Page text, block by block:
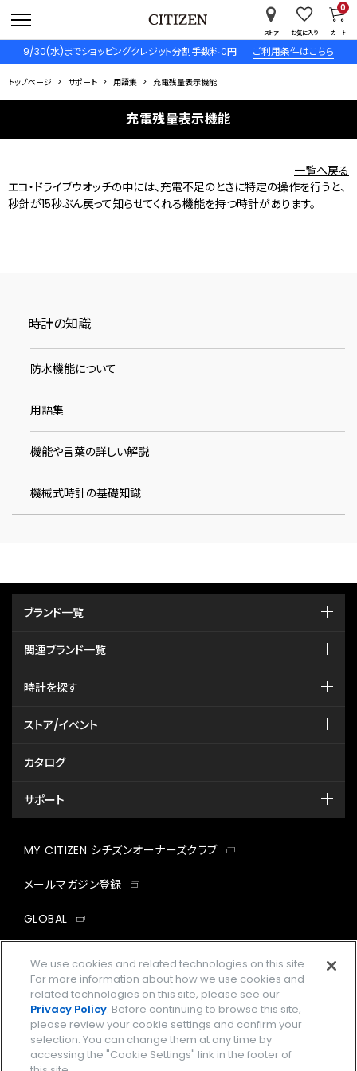
9/30(水)までショッピングクレジット分割手数料０円 ご利用条件はこちら
ストア お気に入り カート
0
トップページ サポート 用語集 充電残量表示機能
充電残量表示機能
一覧へ戻る
エコ・ドライブウオッチの中には、充電不足のときに特定の操作を行うと、
秒針が15秒ぶん戻って知らせてくれる機能を持つ時計があります。
時計の知識
防水機能について
用語集
機能や言葉の詳しい解説
機械式時計の基礎知識
ブランド一覧
関連ブランド一覧
時計を探す
ストア/イベント
カタログ
サポート
MY CITIZEN シチズンオーナーズクラブ
メールマガジン登録
GLOBAL
facebookinstagramtwitter
企業情報 ご利用規約
プライバシーポリシー Cookies Settings
We use cookies and related technologies on this site.
For more information about how we use cookies and
related technologies on this site, please see our
Privacy Policy. Before continuing to browse this site,
please review your cookie settings and confirm your
selection. You can change them at any time by
accessing the "Cookie Settings" link in the footer of